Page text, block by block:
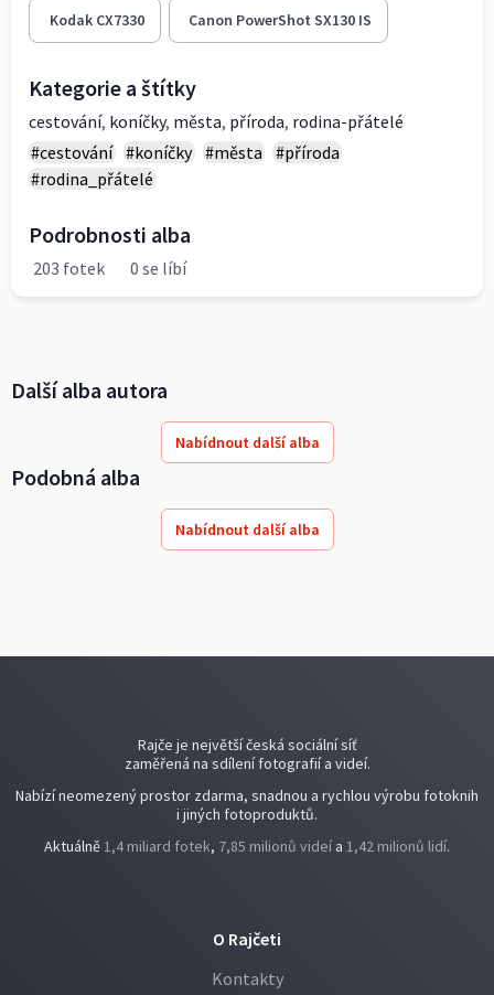
Kodak CX7330 Canon PowerShot SX130 IS
Kategorie a štítky
cestování, koníčky, města, příroda, rodina-přátelé
#cestování #koníčky #města
#příroda
#rodina_přátelé
Podrobnosti alba
203 fotek 0 se líbí
Další alba autora
Nabídnout další alba
Podobná alba
Nabídnout další alba
Rajče je největší česká sociální síť
zaměřená na sdílení fotografií a videí.
Nabízí neomezený prostor zdarma, snadnou a rychlou výrobu fotoknih
i jiných fotoproduktů.
Aktuálně1,4 miliard fotek, 7,85 milionů videí a 1,42 milionů lidí.
O Rajčeti
Kontakty